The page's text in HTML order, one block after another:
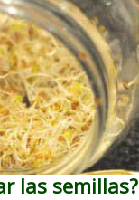
las semillas?